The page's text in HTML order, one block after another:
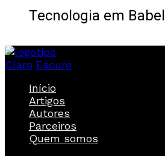
Tecnologia em Babel
Claro Escuro
Início
Artigos
Autores
Parceiros
Quem somos